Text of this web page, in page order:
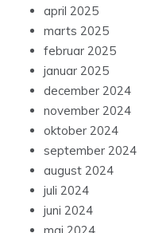
april 2025
marts 2025
februar 2025
januar 2025
december 2024
november 2024
oktober 2024
september 2024
august 2024
juli 2024
juni 2024